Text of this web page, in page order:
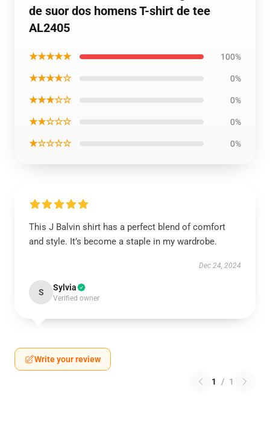
de suor dos homens T-shirt de tee
AL2405
★★★★★ 100%
★★★★☆ 0%
★★★☆☆ 0%
★★☆☆☆ 0%
★☆☆☆☆ 0%
This J Balvin shirt has a perfect blend of comfort
and style. It’s become a staple in my wardrobe.
Dec 24, 2024
S Sylvia
Verified owner
Write your review
1 / 1